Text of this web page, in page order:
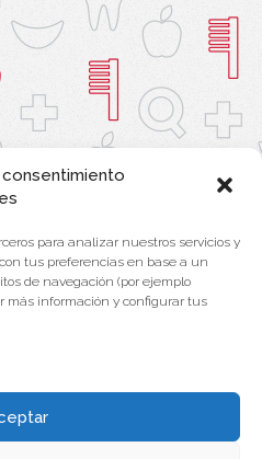
para analizar nuestros servicios y
tus preferencias en base a un
de navegación (por ejemplo
más información y configurar tus